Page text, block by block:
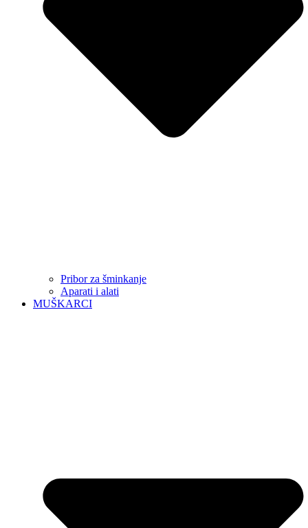
Pribor za šminkanje
Aparati i alati
MUŠKARCI